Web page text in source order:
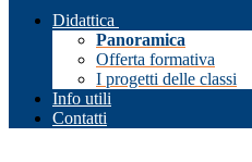
Didattica
Panoramica
Offerta formativa
I progetti delle classi
Info utili
Contatti